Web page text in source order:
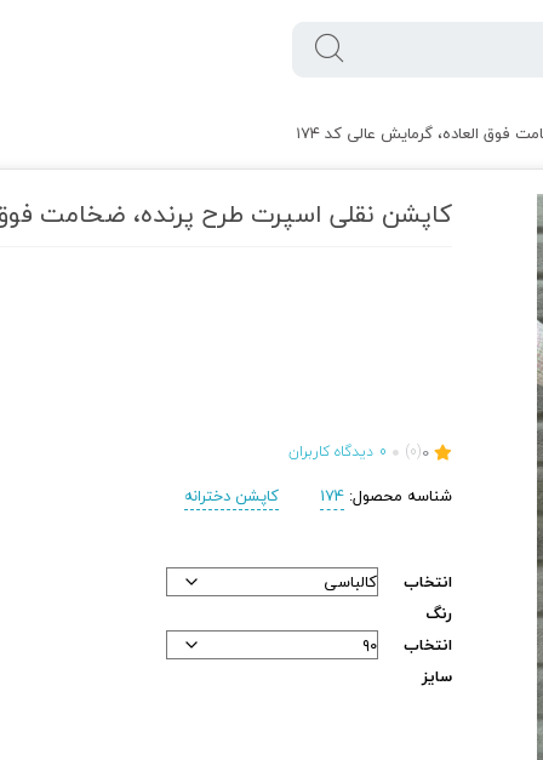
العاده، گرمایش عالی کد ۱۷۴
کاپشن‌ نقلی اسپرت طرح پرنده، ضخامت فوق
0
(0)
0 دیدگاه کاربران
شناسه محصول:174 کاپشن دخترانه
انتخاب
رنگ
انتخاب
سایز